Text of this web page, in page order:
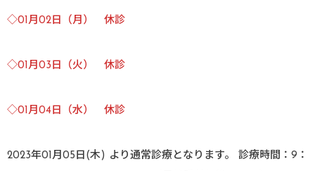
◇01月02日（月） 休診
◇01月03日（火） 休診
◇01月04日（水） 休診
2023年01月05日(木) より通常診療となります。 診療時間：9：